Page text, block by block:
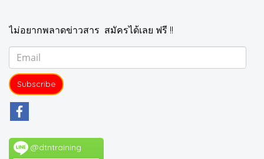
ไม่อยากพลาดข่าวสาร สมัครได้เลย ฟรี !!
Subscribe
@dtntraining